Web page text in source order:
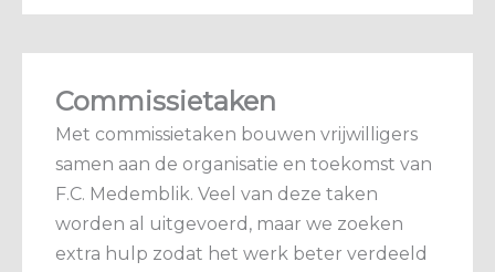
Commissietaken
Met commissietaken bouwen vrijwilligers
samen aan de organisatie en toekomst van
F.C. Medemblik. Veel van deze taken
worden al uitgevoerd, maar we zoeken
extra hulp zodat het werk beter verdeeld